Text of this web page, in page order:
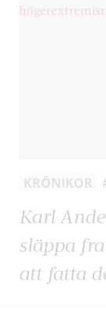
KRÖNIKOR
Karl
släppa
att fatta